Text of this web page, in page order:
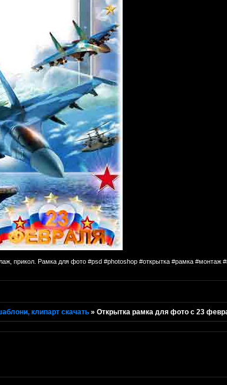
прикол. Рамка для фото #psd #photoshop #открытка #рамка
клипарт скачать »Открытка рамка для фото с 23